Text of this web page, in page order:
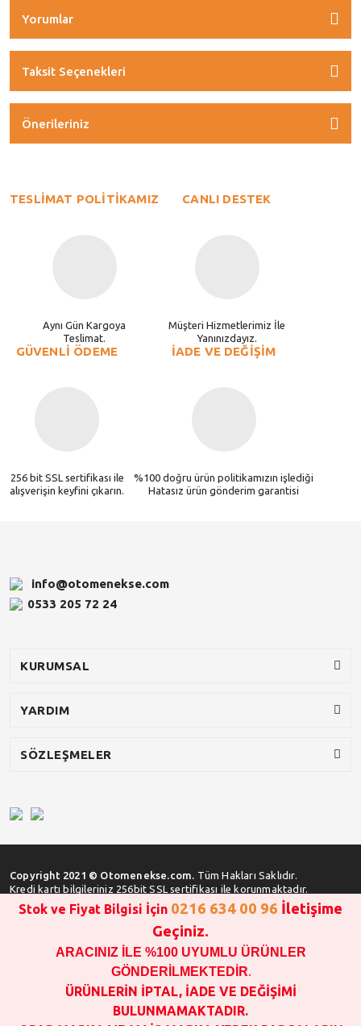
Yorumlar
Taksit Seçenekleri
Önerileriniz
TESLİMAT POLİTİKAMIZ
Aynı Gün Kargoya
Teslimat.
CANLI DESTEK
Müşteri Hizmetlerimiz İle
Yanınızdayız.
GÜVENLİ ÖDEME
256 bit SSL sertifikası ile
alışverişin keyfini çıkarın.
İADE VE DEĞİŞİM
%100 doğru ürün politikamızın işlediği
Hatasız ürün gönderim garantisi
info@otomenekse.com
0533 205 72 24
KURUMSAL
YARDIM
SÖZLEŞMELER
Copyright 2021 © Otomenekse.com. Tüm Hakları Saklıdır.
Kredi kartı bilgileriniz 256bit SSL sertifikası ile korunmaktadır.
SATIN ALMA İŞLEMİ YAPMADAN ÖNCE
STOK VE FİYAT BİLGİSİ ALINIZ !!!
1000 TL VE ÜSTÜ SİPARİŞ VERİLEBİLİR!!!
OPAR MARKA VE MAİS MARKA YEDEK PARÇALARIN
GARANTİSİ YOKTUR!!!!!!!!!!!
Stok ve Fiyat Bilgisi İçin 0216 634 00 96 İletişime
Geçiniz.
ARACINIZ İLE %100 UYUMLU ÜRÜNLER
GÖNDERİLMEKTEDİR.
ÜRÜNLERİN İPTAL, İADE VE DEĞİŞİMİ
BULUNMAMAKTADIR.